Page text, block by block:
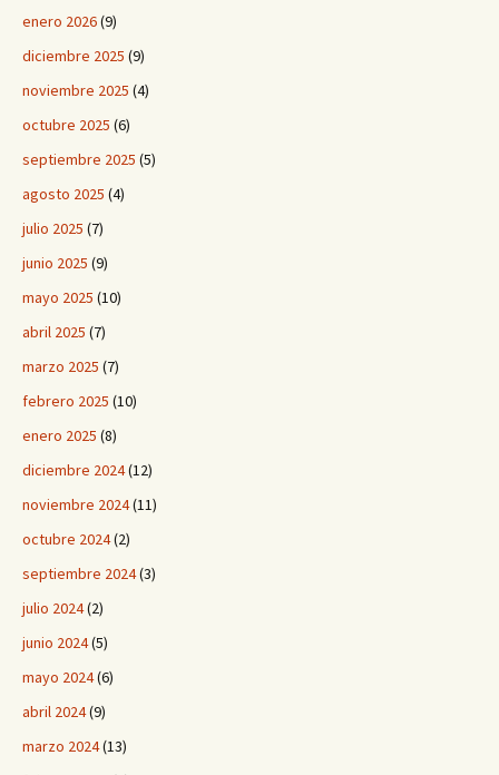
enero 2026(9)
diciembre 2025 (9)
noviembre 2025 (4)
octubre 2025 (6)
septiembre 2025 (5)
agosto 2025 (4)
julio 2025 (7)
junio 2025 (9)
mayo 2025 (10)
abril 2025 (7)
marzo 2025 (7)
febrero 2025 (10)
enero 2025 (8)
diciembre 2024(12)
noviembre 2024(11)
octubre 2024(2)
septiembre 2024(3)
julio 2024(2)
junio 2024(5)
mayo 2024(6)
abril 2024(9)
marzo 2024(13)